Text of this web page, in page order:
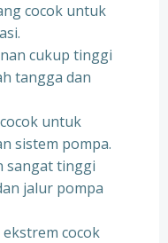
cocok untuk
cukup tinggi
tangga dan
untuk
sistem pompa.
sangat tinggi
jalur pompa
cocok